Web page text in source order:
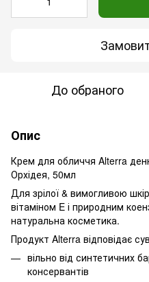
До обраного
Опис
Крем для обличчя Alterra
Орхідея, 50мл
Для зрілої & вимогливою
вітаміном E і природним
натуральна косметика.
Продукт Alterra відповідає
вільно від синтетичних
консервантів